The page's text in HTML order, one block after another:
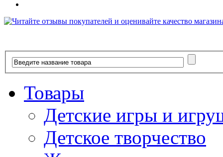
Товары
Детские игры и
Детское творчество